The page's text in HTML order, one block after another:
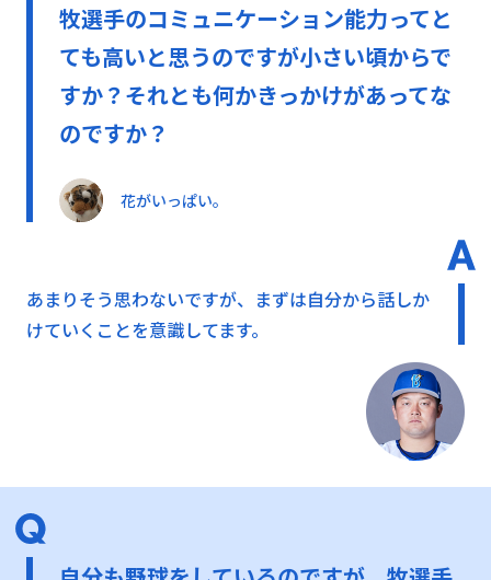
牧選手のコミュニケーション能力ってと
ても高いと思うのですが小さい頃からで
すか？それとも何かきっかけがあってな
のですか？
花がいっぱい。
あまりそう思わないですが、まずは自分から話しか
けていくことを意識してます。